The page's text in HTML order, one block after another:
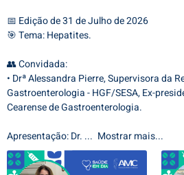
📅 Edição de 31 de Julho de 2026
🎯 Tema: Hepatites.
👥 Convidada:
• Drª Alessandra Pierre, Supervisora da
Gastroenterologia - HGF/SESA, Ex-
Cearense de Gastroenterologia.
Apresentação: Dr. ... Mostrar mais...